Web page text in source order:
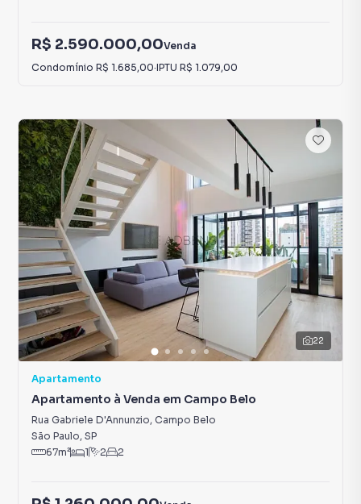
R$ 2.590.000,00Venda
Condomínio R$ 1.685,00·IPTU R$ 1.079,00
22
Apartamento
Apartamento à Venda em Campo Belo
Rua Gabriele D'Annunzio, Campo Belo
São Paulo, SP
67m² 1 2 2